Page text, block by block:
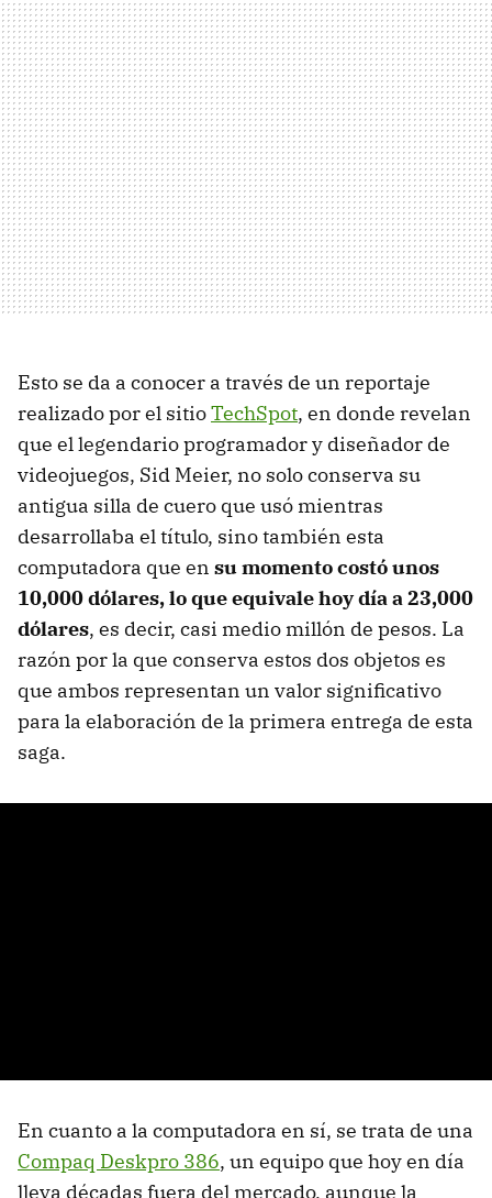
Esto se da a conocer a través de un reportaje
realizado por el sitioTechSpot, en donde revelan
que el legendario programador y diseñador de
videojuegos, Sid Meier, no solo conserva su
antigua silla de cuero que usó mientras
desarrollaba el título, sino también esta
computadora que en su momento costó unos
10,000 dólares, lo que equivale hoy día a 23,000
dólares, es decir, casi medio millón de pesos. La
razón por la que conserva estos dos objetos es
que ambos representan un valor significativo
para la elaboración de la primera entrega de esta
saga.
En cuanto a la computadora en sí, se trata de una
Compaq Deskpro 386, un equipo que hoy en día
lleva décadas fuera del mercado, aunque la